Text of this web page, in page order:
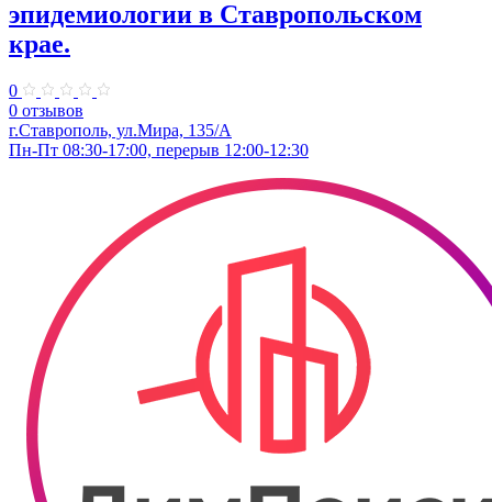
эпидемиологии в Ставропольском
крае.
0
0 отзывов
г.Ставрополь, ул.Мира, 135/А
Пн-Пт 08:30-17:00, перерыв 12:00-12:30